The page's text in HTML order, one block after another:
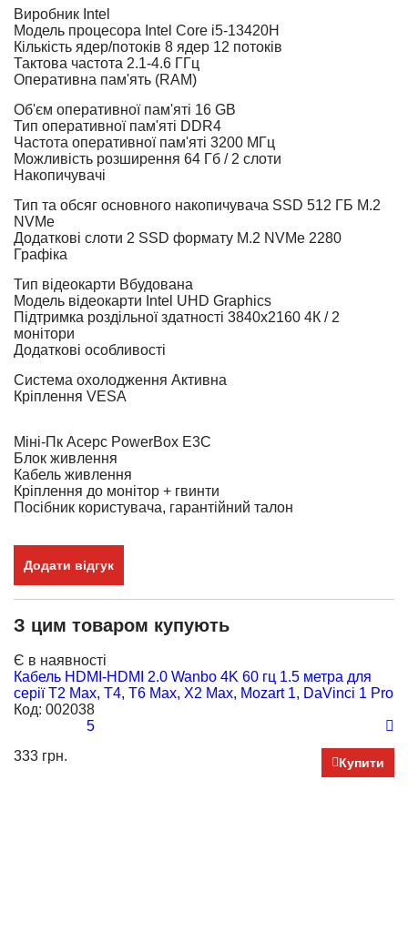
Виробник Intel
Модель процесора Intel Core i5-13420H
Кількість ядер/потоків 8 ядер 12 потоків
Тактова частота 2.1-4.6 ГГц
Оперативна пам'ять (RAM)
Об'єм оперативної пам'яті 16 GB
Тип оперативної пам'яті DDR4
Частота оперативної пам'яті 3200 МГц
Можливість розширення 64 Гб / 2 слоти
Накопичувачі
Тип та обсяг основного накопичувача SSD 512 ГБ M.2
NVMe
Додаткові слоти 2 SSD формату M.2 NVMe 2280
Графіка
Тип відеокарти Вбудована
Модель відеокарти Intel UHD Graphics
Підтримка роздільної здатності 3840х2160 4К / 2
монітори
Додаткові особливості
Система охолодження Активна
Кріплення VESA
Міні-Пк Acepc PowerBox E3C
Блок живлення
Кабель живлення
Кріплення до монітор + гвинти
Посібник користувача, гарантійний талон
Додати відгук
З цим товаром купують
Є в наявності
Кабель HDMI-HDMI 2.0 Wanbo 4K 60 гц 1.5 метра для
серії T2 Max, T4, T6 Max, X2 Max, Mozart 1, DaVinci 1 Pro
Код: 002038
5
333 грн.
Купити